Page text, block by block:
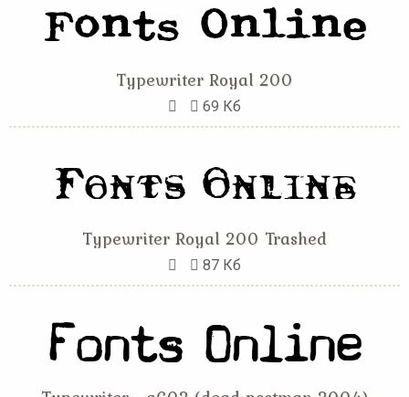
Typewriter Royal 200
69 Кб
Typewriter Royal 200 Trashed
87 Кб